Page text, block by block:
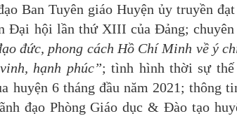
Ban Tuyên giáo Huyện ủy truyền đạt
Đại hội lần thứ XIII của Đảng; c
đức, phong cách Hồ Chí Minh về ý
hạnh phúc”; tình hình thời sự
huyện 6tháng đầu năm 2021; thông
đạo Phòng Giáo dục & Đào tạo